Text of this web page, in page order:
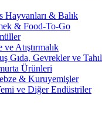
Hayvanları & Balık
& Food-To-Go
ve Atıştırmalık
Gıda, Gevrekler ve
Ürünleri
& Kuruyemişler
ve Diğer Endüstriler